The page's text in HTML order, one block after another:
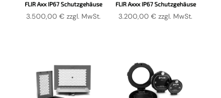
FLIR Axx IP67 Schutzgehäuse
3.500,00€ zzgl. MwSt.
FLIR Axxx IP67 Schutzgehäuse
3.200,00€ zzgl. MwSt.